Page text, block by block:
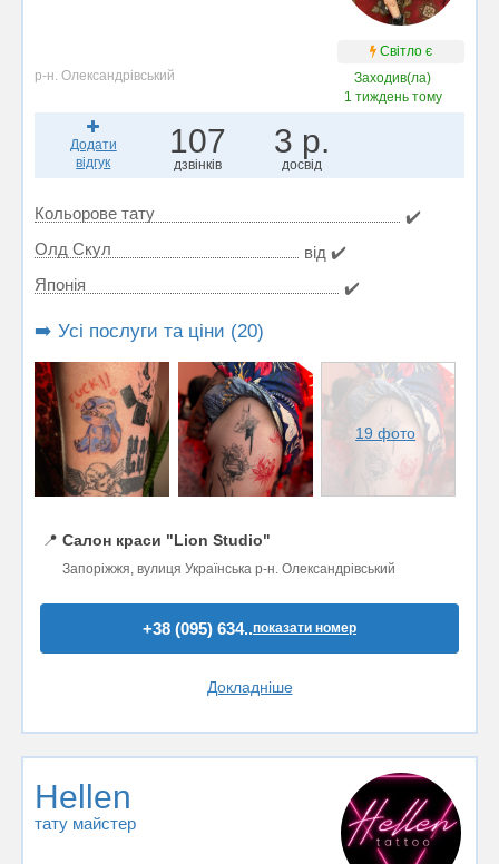
Світло є
р-н. Олександрівський
Заходив(ла)
1 тиждень тому
Додати
відгук
107
дзвінків
3 р.
досвід
Кольорове тату
✔️
Олд Скул
від ✔️
Японія
✔️
➡️ Усі послуги та ціни (20)
19 фото
📍 Салон краси "Lion Studio"
Запоріжжя, вулиця Українська р-н. Олександрівський
+38 (095) 634..показати номер
Докладніше
Hellen
тату майстер